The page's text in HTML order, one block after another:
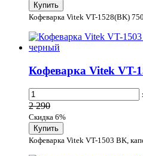
Кофеварка Vitek VT-1528(BK)
Кофеварка Vitek VT-
2 290
Скидка 6%
Кофеварка Vitek VT-1503 BK,